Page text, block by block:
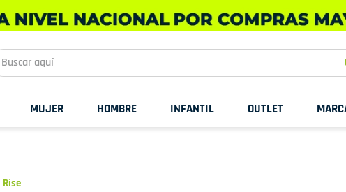
aquí
MUJER HOMBRE INFANTIL OUTLET
Rise